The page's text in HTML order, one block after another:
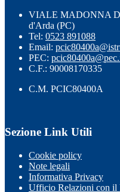
VIALE MADONNA
d'Arda (PC)
Tel: 0523 891088
Email:
PEC:
C.F.: 90008170335
C.M. PCIC80400A
Sezione Link Utili
Cookie policy
Note legali
Informativa Privacy
Ufficio Relazioni con il